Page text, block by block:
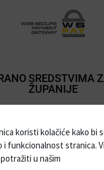
koristi kolačiće kako bi
funkcionalnost stranica.
u našim
SREDSTVIMA
ŽUPANIJE